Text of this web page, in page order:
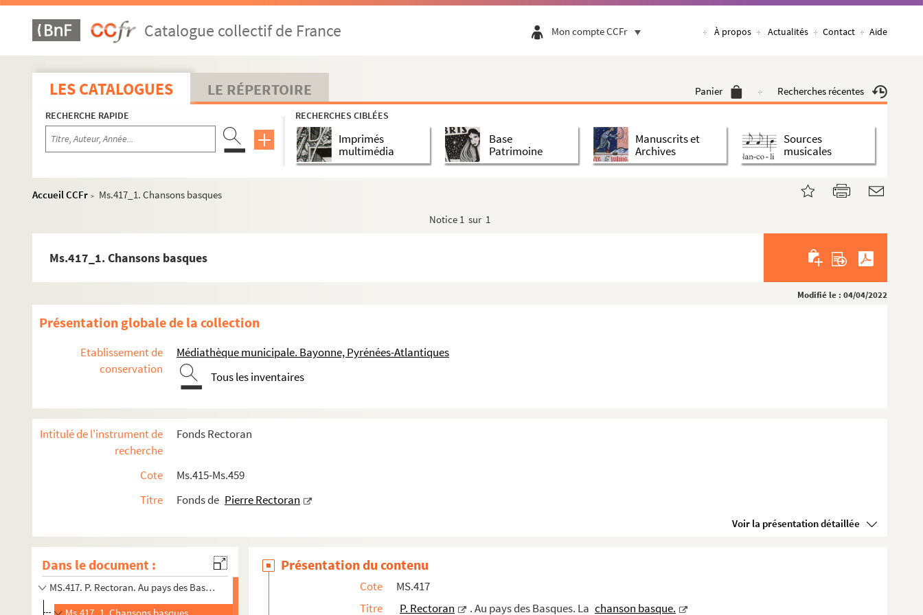
Catalogue collectif de France Mon compte CCFr À propos Actualités Contact Aide
LES CATALOGUES LE RÉPERTOIRE Panier Recherches récentes
RECHERCHE RAPIDE RECHERCHES CIBLÉES
Imprimés
multimédia
Base
Patrimoine
Manuscrits et
Archives
Sources
musicales
Accueil CCFr >
Ms.417_1. Chansons basques
Notice 1 sur 1
Ms.417_1. Chansons basques
Modifié le : 04/04/2022
Présentation globale de la collection
Etablissement de
conservation
Médiathèque municipale. Bayonne, Pyrénées-Atlantiques
Tous les inventaires
Intitulé de l'instrument de
recherche
Fonds Rectoran
Cote
Ms.415-Ms.459
Titre
Fonds de Pierre Rectoran
Voir la présentation détaillée
Dans le document :
MS.417. P. Rectoran. Au pays des Basques. La chanson basque.
Présentation du contenu
Cote
MS.417
Titre
P. Rectoran . Au pays des Basques. La chanson basque.